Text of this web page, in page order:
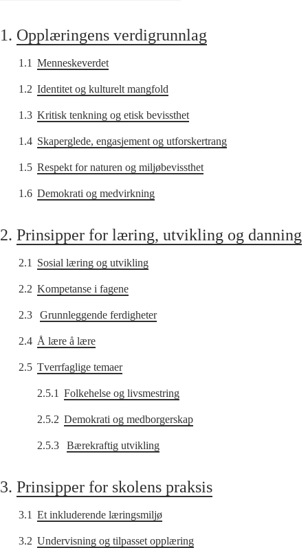
1. Opplæringens verdigrunnlag
1.1 Menneskeverdet
1.2 Identitet og kulturelt mangfold
1.3 Kritisk tenkning og etisk bevissthet
1.4 Skaperglede, engasjement og utforskertrang
1.5 Respekt for naturen og miljøbevissthet
1.6 Demokrati og medvirkning
2. Prinsipper for læring, utvikling og danning
2.1 Sosial læring og utvikling
2.2 Kompetanse i fagene
2.3 Grunnleggende ferdigheter
2.4 Å lære å lære
2.5 Tverrfaglige temaer
2.5.1 Folkehelse og livsmestring
2.5.2 Demokrati og medborgerskap
2.5.3 Bærekraftig utvikling
3. Prinsipper for skolens praksis
3.1 Et inkluderende læringsmiljø
3.2 Undervisning og tilpasset opplæring